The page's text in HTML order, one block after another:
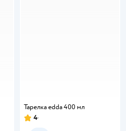
Тарелка edda 400 мл
Рейтинг:
4